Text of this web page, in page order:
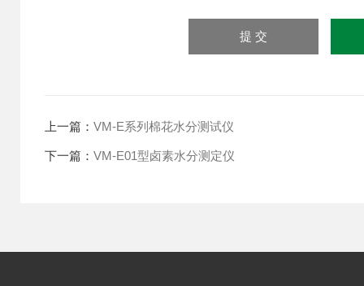
上一篇： VM-E系列棉花水分测试仪
下一篇： VM-E01型卤素水分测定仪